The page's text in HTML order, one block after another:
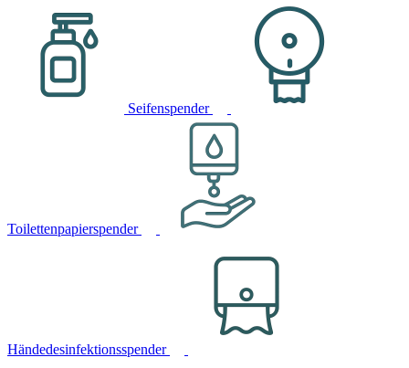
Seifenspender
Toilettenpapierspender
Händedesinfektionsspender